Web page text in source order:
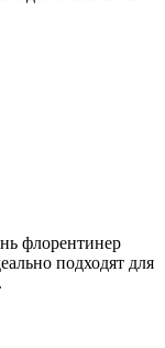
флорентинер
подходят для